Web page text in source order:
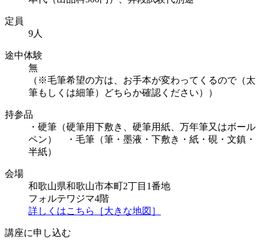
定員
9人
途中体験
無
（※毛筆希望の方は、お手本が変わってくるので（太
筆もしくは細筆）どちらか確認ください））
持参品
・硬筆（硬筆用下敷き、硬筆用紙、万年筆又はボール
ペン） ・毛筆（筆・墨液・下敷き・紙・硯・文鎮・
半紙）
会場
和歌山県和歌山市本町2丁目1番地
フォルテワジマ4階
詳しくはこちら［大きな地図］
講座に申し込む